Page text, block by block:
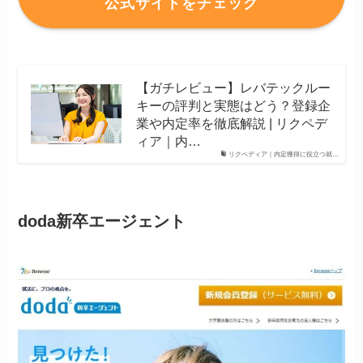
公式サイトをチェック
リクペディア｜内定獲得に役立つ就…
【ガチレビュー】レバテックルー
キーの評判と実態はどう？登録企
業や内定率を徹底解説 | リクペデ
ィア｜内…
doda新卒エージェント